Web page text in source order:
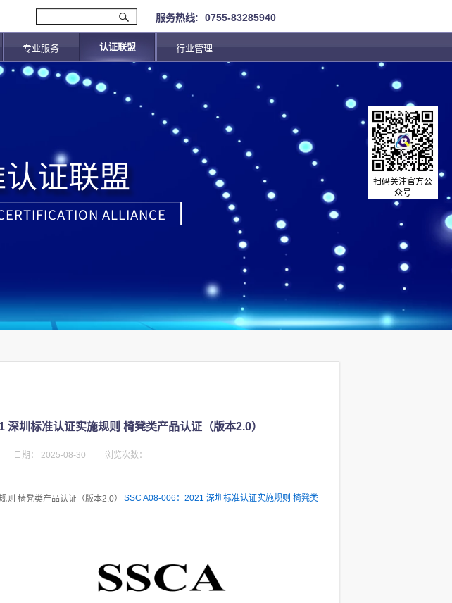
服务热线: 0755-83285940
专业服务 认证联盟 行业管理
深圳标准认证实施规则 椅凳类产品认证（版本2.0）
日期： 2025-08-30 浏览次数：
SSC A08-006：2021 深圳标准认证实施规则 椅凳类
扫码关注官方公
众号